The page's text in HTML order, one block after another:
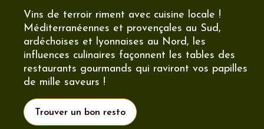
Vins de terroir riment avec cuisine locale !
Méditerranéennes et provençales au Sud,
ardéchoises et lyonnaises au Nord, les
influences culinaires façonnent les tables des
restaurants gourmands qui raviront vos papilles
de mille saveurs !
Trouver un bon resto